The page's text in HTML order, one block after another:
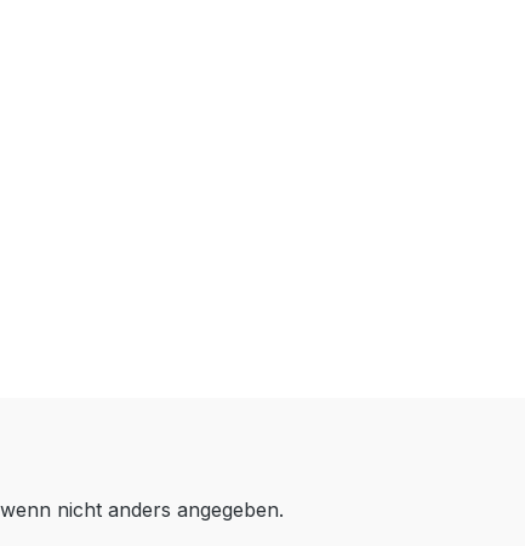
nicht anders angegeben.